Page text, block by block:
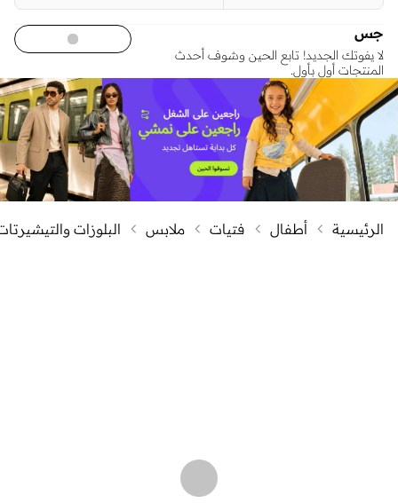
جس
لا يفوتك الجديد! تابع الحين وشوف أحدث
المنتجات أول بأول.
الرئيسية أطفال فتيات ملابس البلوزات